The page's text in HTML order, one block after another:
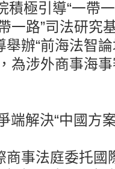
積極引導“一帶
一路”司法研究
辦“前海法智
為涉外商事海
端解決“中國方
商事法庭委托國